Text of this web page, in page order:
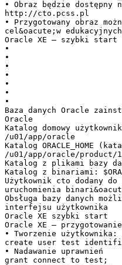
• Obraz będzie dostępny
http://cto.pcss.pl
• Przygotowany obraz
cel&oacute;w
Oracle XE – szybki start
•
•
•
•
•
•
•
Baza danych Oracle
Oracle
Katalog domowy
/u01/app/oracle
Katalog ORACLE_HOME
/u01/app/oracle/product/
Katalog z plikami bazy
Katalog z binariami:
Użytkownik cto dodany
uruchomienia
Obsługa bazy danych
interfejsu użytkownika
Oracle XE szybki start
Oracle XE –
• Tworzenie użytkownika:
create user test
• Nadawanie uprawnień
grant connect to test;